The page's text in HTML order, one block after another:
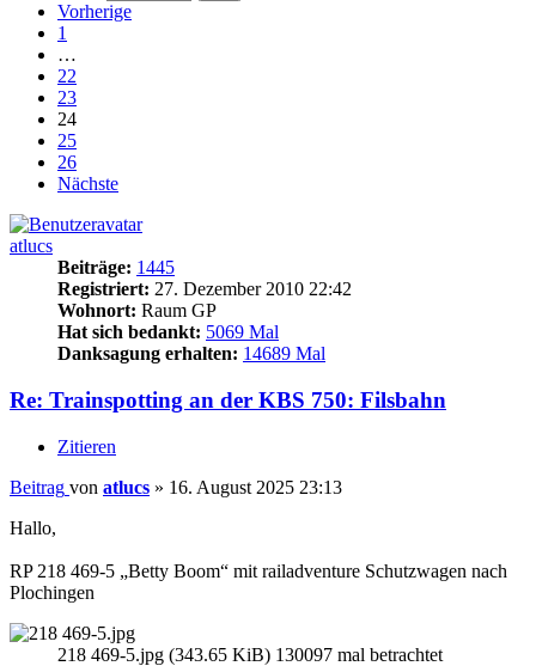
Vorherige
1
…
22
23
24
25
26
Nächste
atlucs
Beiträge: 1445
Registriert: 27. Dezember 2010 22:42
Wohnort: Raum GP
Hat sich bedankt: 5069 Mal
Danksagung erhalten: 14689 Mal
Re: Trainspotting an der KBS 750: Filsbahn
Zitieren
Beitrag von atlucs » 16. August 2025 23:13
Hallo,
RP 218 469-5 „Betty Boom“ mit railadventure Schutzwagen nach
Plochingen
218 469-5.jpg (343.65 KiB) 130097 mal betrachtet